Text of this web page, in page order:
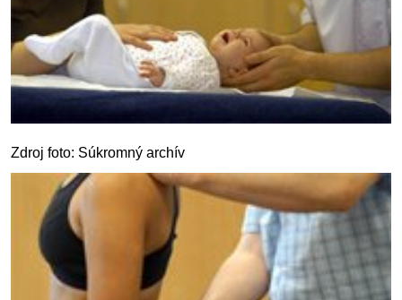
Zdroj foto: Súkromný archív